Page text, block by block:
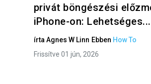
privát böngészési
iPhone-on: Lehetséges...
írta Agnes W Linn Ebben How To
Frissítve 01 jún, 2026